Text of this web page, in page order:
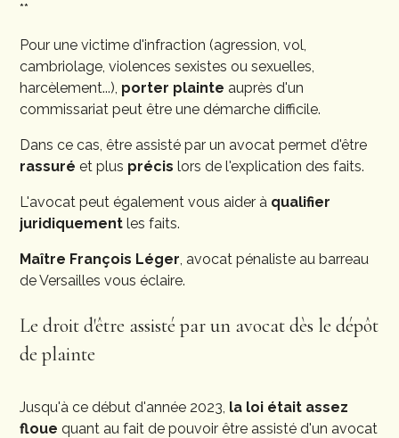
**
Pour une victime d'infraction (agression, vol,
cambriolage, violences sexistes ou sexuelles,
harcèlement...), porter plainte auprès d'un
commissariat peut être une démarche difficile.
Dans ce cas, être assisté par un avocat permet d'être
rassuré et plus précis lors de l'explication des faits.
L'avocat peut également vous aider à qualifier
juridiquement les faits.
Maître François Léger, avocat pénaliste au barreau
de Versailles vous éclaire.
Le droit d'être assisté par un avocat dès le dépôt
de plainte
Jusqu'à ce début d'année 2023, la loi était assez
floue quant au fait de pouvoir être assisté d'un avocat